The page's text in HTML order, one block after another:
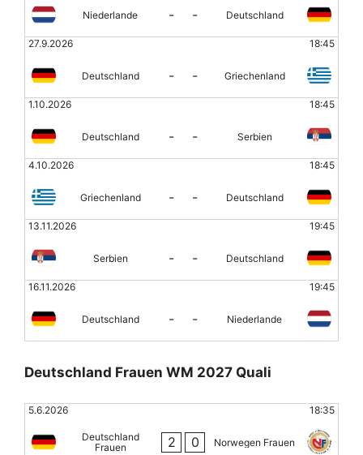
Niederlande - - Deutschland
27.9.2026 18:45
Deutschland - - Griechenland
1.10.2026 18:45
Deutschland - - Serbien
4.10.2026 18:45
Griechenland - - Deutschland
13.11.2026 19:45
Serbien - - Deutschland
16.11.2026 19:45
Deutschland - - Niederlande
Deutschland Frauen WM 2027 Quali
5.6.2026 18:35
Deutschland
Frauen
2 0 Norwegen Frauen